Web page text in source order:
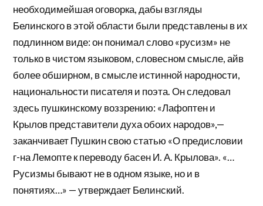
необходимейшая оговорка, дабы взгляды
Белинского в этой области были представлены в их
подлинном виде: он понимал слово «русизм» не
только в чистом языковом, словесном смысле, айв
более обширном, в смысле истинной народности,
национальности писателя и поэта. Он следовал
здесь пушкинскому воззрению: «Лафоптен и
Крылов представители духа обоих народов»,—
заканчивает Пушкин свою статью «О предисловии
г-на Лемопте к переводу басен И. А. Крылова». «…
Русизмы бывают не в одном языке, но и в
понятиях…» — утверждает Белинский.